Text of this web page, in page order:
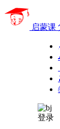
启蒙课
登录